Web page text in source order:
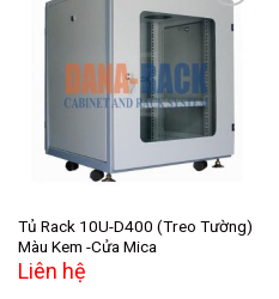
Add to
wishlist
Tủ Rack 10U-D400 (Treo Tường)
Màu Kem -Cửa Mica
Liên hệ